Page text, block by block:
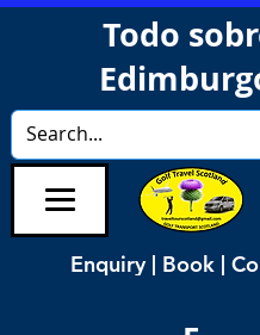
Todo
Enquiry | Book |